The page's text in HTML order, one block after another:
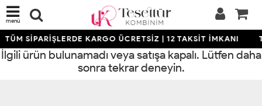
menü
TÜM SİPARİŞLERDE KARGO ÜCRETSİZ | 12 TAKSİT İMKANI
İlgili ürün bulunamadı veya satışa kapalı. Lütfen daha
sonra tekrar deneyin.